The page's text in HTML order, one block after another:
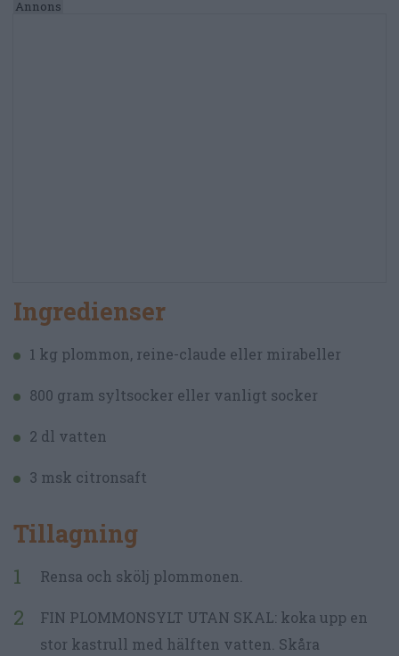
Ingredienser
1 kg plommon, reine-claude eller mirabeller
800 gram syltsocker eller vanligt socker
2 dl vatten
3 msk citronsaft
Tillagning
Rensa och skölj plommonen.
FIN PLOMMONSYLT UTAN SKAL: koka upp en
stor kastrull med hälften vatten. Skåra